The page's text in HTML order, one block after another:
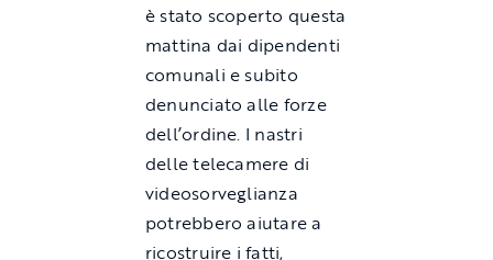
è stato scoperto questa
mattina dai dipendenti
comunali e subito
denunciato alle forze
dell’ordine. I nastri
delle telecamere di
videosorveglianza
potrebbero aiutare a
ricostruire i fatti,